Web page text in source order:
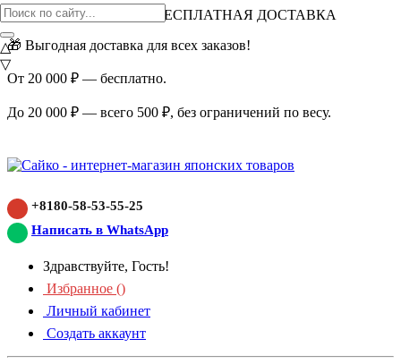
ВНИМАНИЕ АКЦИЯ!
БЕСПЛАТНАЯ ДОСТАВКА
🎁 Выгодная доставка для всех заказов!
От 20 000 ₽ — бесплатно.
До 20 000 ₽ — всего 500 ₽, без ограничений по весу.
+8180-58-53-55-25
Написать в WhatsApp
Здравствуйте, Гость!
Избранное ()
Личный кабинет
Создать аккаунт
△
▽